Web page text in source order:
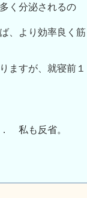
く分泌されるの
、より効率良く筋
ますが、就寝前１
私も反省。